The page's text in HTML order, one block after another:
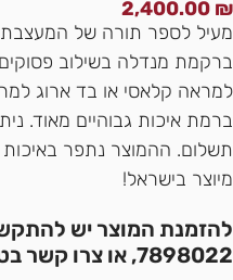
2,400.00 ₪
מעיל לספר תורה של המעצבת
ברקמת מנדלה בשילוב
למראה קלאסי או בד ארוג
ברמת איכות גבוהיים מאוד.
תשלום. ההמוצר נתפר באיכות
מיוצר בישראל!
7898022, או צרו קשר בטופס